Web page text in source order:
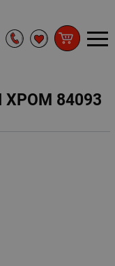
ХРОМ 84093